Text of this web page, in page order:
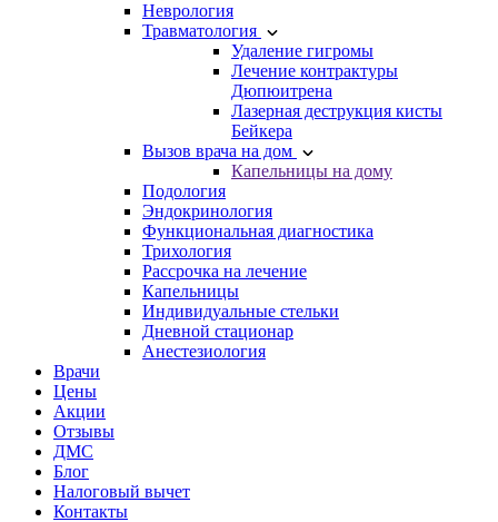
Неврология
Травматология
Удаление гигромы
Лечение контрактуры
Дюпюитрена
Лазерная деструкция кисты
Бейкера
Вызов врача на дом
Капельницы на дому
Подология
Эндокринология
Функциональная диагностика
Трихология
Рассрочка на лечение
Капельницы
Индивидуальные стельки
Дневной стационар
Анестезиология
Врачи
Цены
Акции
Отзывы
ДМС
Блог
Налоговый вычет
Контакты